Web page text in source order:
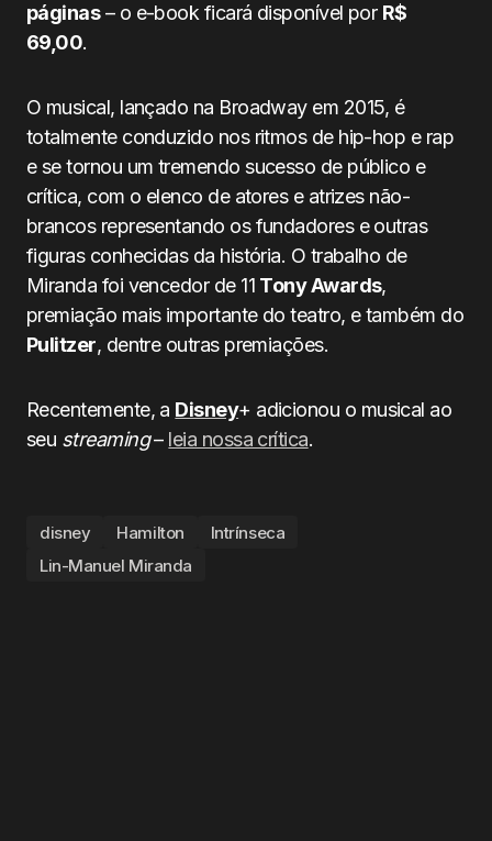
páginas– o e-book ficará disponível por R$
69,00.
O musical, lançado na Broadway em 2015, é
totalmente conduzido nos ritmos de hip-hop e rap
e se tornou um tremendo sucesso de público e
crítica, com o elenco de atores e atrizes não-
brancos representando os fundadores e outras
figuras conhecidas da história. O trabalho de
Miranda foi vencedor de 11 Tony Awards,
premiação mais importante do teatro, e também do
Pulitzer, dentre outras premiações.
Recentemente, a Disney+ adicionou o musical ao
seu streaming– leia nossa crítica.
disney Hamilton
Intrínseca
Lin-Manuel Miranda